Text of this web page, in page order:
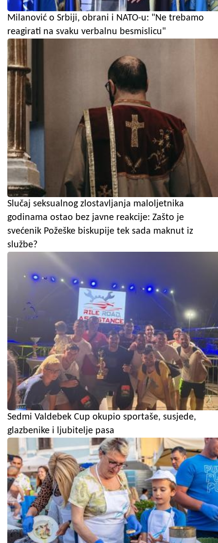
Milanović o Srbiji, obrani i NATO-u: "Ne trebamo
reagirati na svaku verbalnu besmislicu"
Slučaj seksualnog zlostavljanja maloljetnika
godinama ostao bez javne reakcije: Zašto je
svećenik Požeške biskupije tek sada maknut iz
službe?
Sedmi Valdebek Cup okupio sportaše, susjede,
glazbenike i ljubitelje pasa